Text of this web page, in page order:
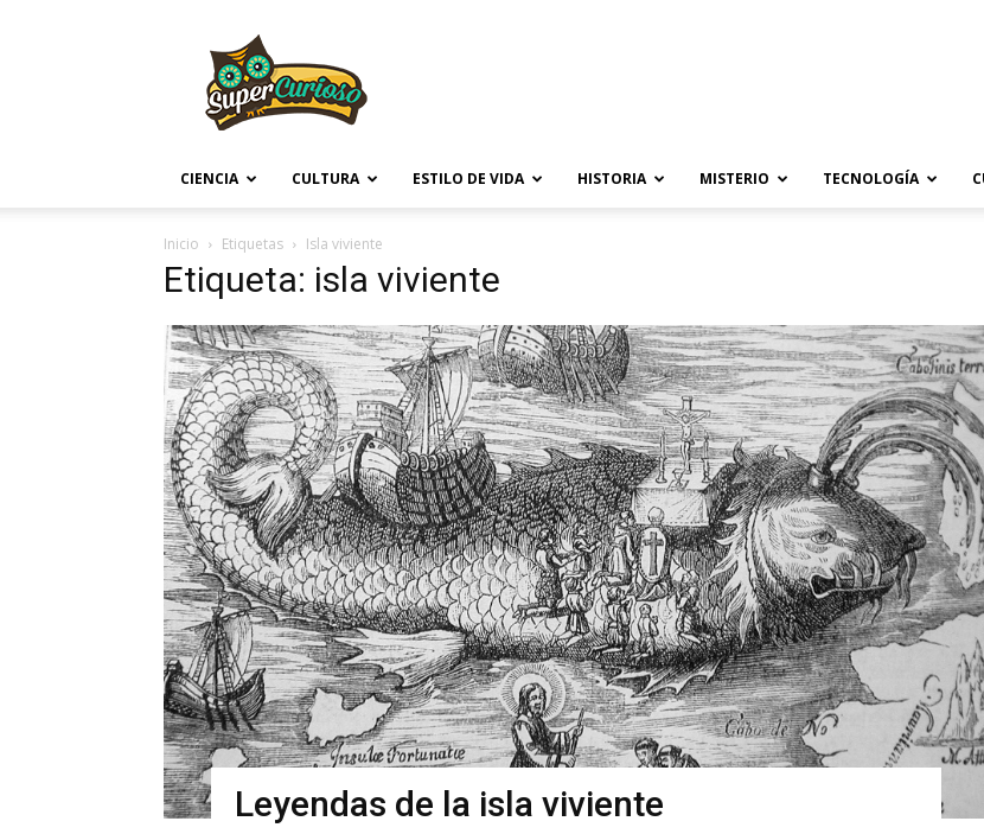
CIENCIA CULTURA ESTILO DE VIDA HISTORIA MISTERIO TECNOLOGÍA
Inicio Etiquetas Isla viviente
Etiqueta: isla viviente
Leyendas de la isla viviente